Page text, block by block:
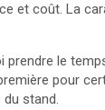
et coût. La
le
pour
stand.